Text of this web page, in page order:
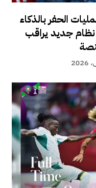
الحفر بالذكاء
جديد يراقب